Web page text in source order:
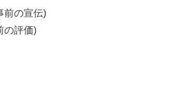
前の宣伝)
の評価)